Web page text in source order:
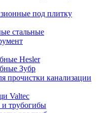
под плитку
стальные
Hesler
Зубр
прочистки канализации
Valtec
трубогибы